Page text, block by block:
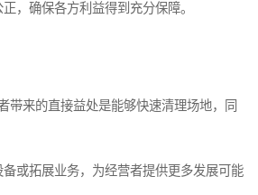
，确保各方利益得到充分保障。
带来的直接益处是能够快速清理场地，同
或拓展业务，为经营者提供更多发展可能